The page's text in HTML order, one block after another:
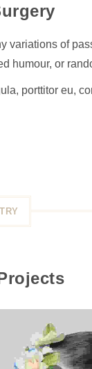
variations of
humour, or
porttitor eu,